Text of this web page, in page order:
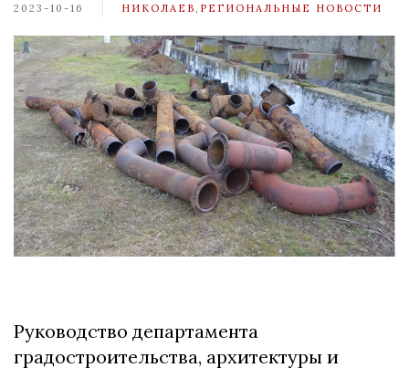
2023-10-16 НИКОЛАЕВ РЕГИОНАЛЬНЫЕ НОВОСТИ
Руководство департамента
градостроительства, архитектуры и